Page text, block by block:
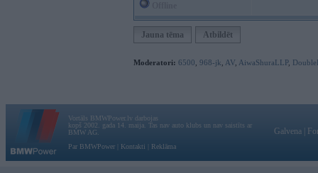
Jauna tēma Atbildēt
Moderatori: 6500 968-jk AV AiwaShuraLLP,
Vortāls BMWPower.lv darbojas
kopš 2002. gada 14. maija. Tas nav auto klubs un nav saistīts ar
BMW AG.
Par BMWPower
Kontakti Reklāma
Galvena